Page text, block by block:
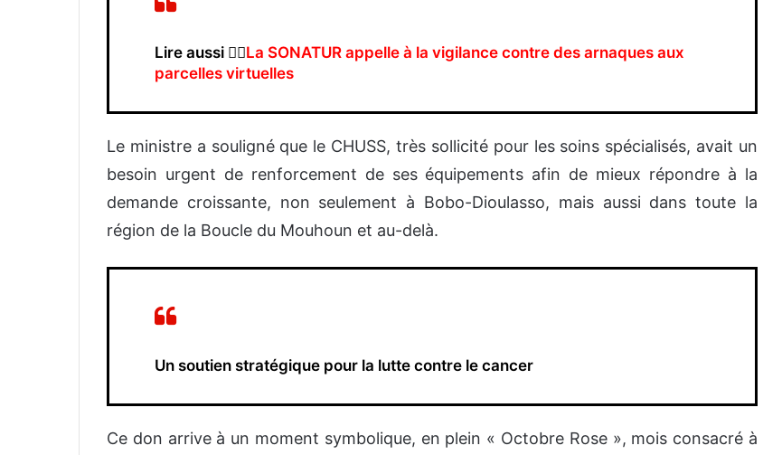
Lire aussi 👉🏿La SONATUR appelle à la vigilance contre des arnaques aux
parcelles virtuelles
Le ministre a souligné que le CHUSS, très sollicité pour les soins spécialisés, avait un
besoin urgent de renforcement de ses équipements afin de mieux répondre à la
demande croissante, non seulement à Bobo-Dioulasso, mais aussi dans toute la
région de la Boucle du Mouhoun et au-delà.
Un soutien stratégique pour la lutte contre le cancer
Ce don arrive à un moment symbolique, en plein « Octobre Rose », mois consacré à